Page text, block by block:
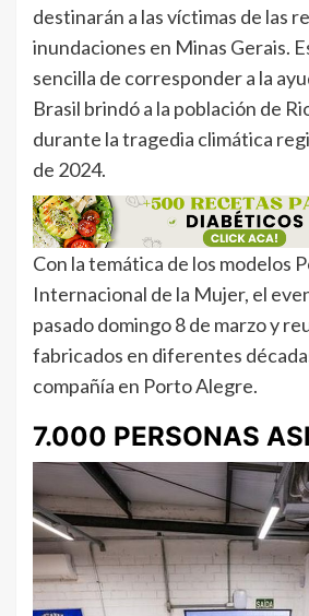
destinarán a las víctimas de las
inundaciones en Minas Gerais.
sencilla de corresponder a la
Brasil brindó a la población de
durante la tragedia climática
de 2024.
Con la temática de los modelos
Internacional de la Mujer, el
pasado domingo 8 de marzo y
fabricados en diferentes
compañía en Porto Alegre.
7.000 PERSONAS